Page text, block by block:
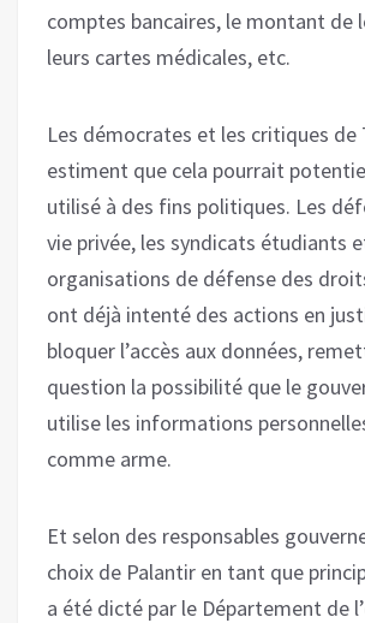
comptes bancaires, le montant de
leurs cartes médicales, etc.
Les démocrates et les critiques de
estiment que cela pourrait
utilisé à des fins politiques. Les
vie privée, les syndicats étudiants
organisations de défense des
ont déjà intenté des actions en
bloquer l’accès aux données,
question la possibilité que le
utilise les informations
comme arme.
Et selon des responsables
choix de Palantir en tant que
a été dicté par le Département de